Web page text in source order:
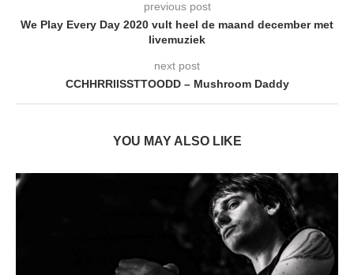
previous post
We Play Every Day 2020 vult heel de maand december met
livemuziek
next post
CCHHRRIISSTTOODD – Mushroom Daddy
YOU MAY ALSO LIKE